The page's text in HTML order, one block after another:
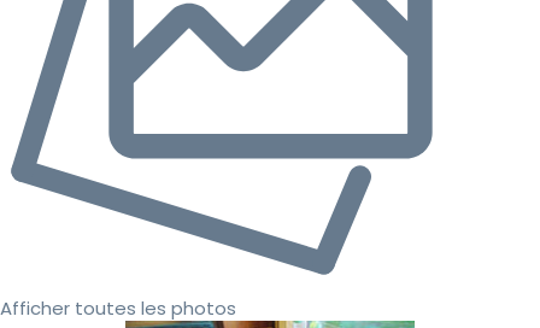
Afficher toutes les photos